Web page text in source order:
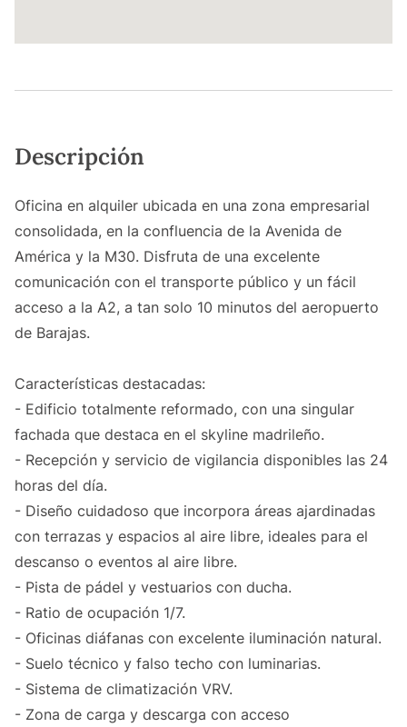
Descripción
Oficina en alquiler ubicada en una zona empresarial
consolidada, en la confluencia de la Avenida de
América y la M30. Disfruta de una excelente
comunicación con el transporte público y un fácil
acceso a la A2, a tan solo 10 minutos del aeropuerto
de Barajas.
Características destacadas:
- Edificio totalmente reformado, con una singular
fachada que destaca en el skyline madrileño.
- Recepción y servicio de vigilancia disponibles las 24
horas del día.
- Diseño cuidadoso que incorpora áreas ajardinadas
con terrazas y espacios al aire libre, ideales para el
descanso o eventos al aire libre.
- Pista de pádel y vestuarios con ducha.
- Ratio de ocupación 1/7.
- Oficinas diáfanas con excelente iluminación natural.
- Suelo técnico y falso techo con luminarias.
- Sistema de climatización VRV.
- Zona de carga y descarga con acceso